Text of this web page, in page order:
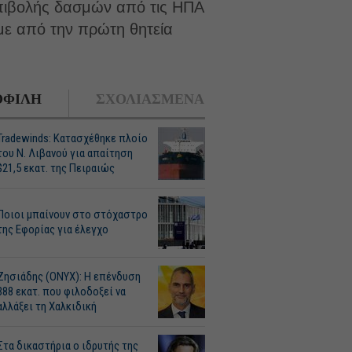
δασμών από τις ΗΠΑ
από την πρώτη θητεία
ΣΧΟΛΙΑΣΜΕΝΑ
Κατασχέθηκε πλοίο
Ν. Λιβανού για απαίτηση
εκατ. της Πειραιώς
μπαίνουν στο στόχαστρο
Εφορίας για έλεγχο
(ONYX): Η επένδυση
εκατ. που φιλοδοξεί να
τη Χαλκιδική
δικαστήρια ο ιδρυτής της